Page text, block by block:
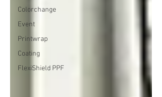
Colorchange
Event
Printwrap
Coating
FlexiShield PPF